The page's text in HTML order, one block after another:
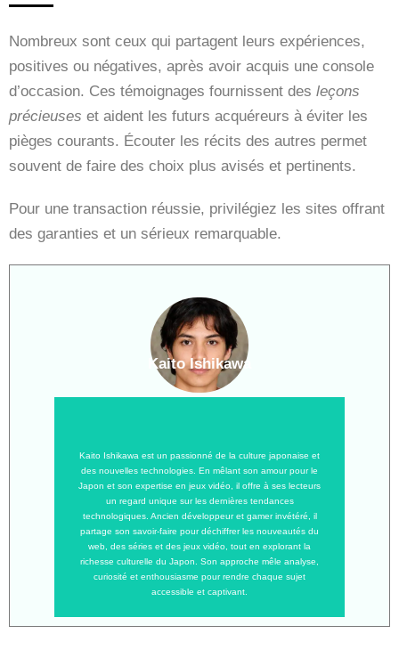
Nombreux sont ceux qui partagent leurs expériences,
positives ou négatives, après avoir acquis une console
d’occasion. Ces témoignages fournissent des leçons
précieuses et aident les futurs acquéreurs à éviter les
pièges courants. Écouter les récits des autres permet
souvent de faire des choix plus avisés et pertinents.
Pour une transaction réussie, privilégiez les sites offrant
des garanties et un sérieux remarquable.
Kaito Ishikawa est un passionné de la culture japonaise et
des nouvelles technologies. En mêlant son amour pour le
Japon et son expertise en jeux vidéo, il offre à ses lecteurs
un regard unique sur les dernières tendances
technologiques. Ancien développeur et gamer invétéré, il
partage son savoir-faire pour déchiffrer les nouveautés du
web, des séries et des jeux vidéo, tout en explorant la
richesse culturelle du Japon. Son approche mêle analyse,
curiosité et enthousiasme pour rendre chaque sujet
accessible et captivant.
Kaito Ishikawa